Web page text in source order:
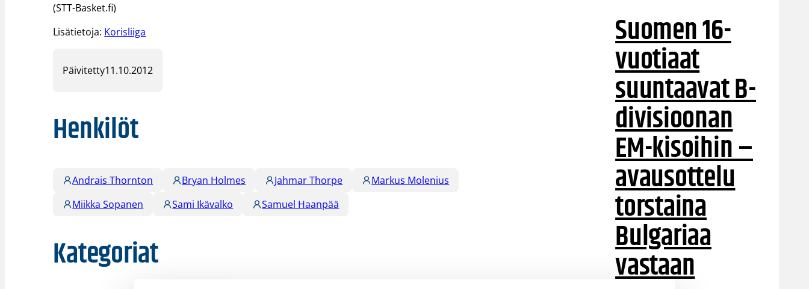
(STT-Basket.fi)
Lisätietoja: Korisliiga
Päivitetty11.10.2012
Henkilöt
Andrais Thornton Bryan Holmes Jahmar Thorpe
Markus Molenius
Miikka Sopanen
Sami Ikävalko Samuel Haanpää
Kategoriat
Suomen 16-
vuotiaat
suuntaavat B-
divisioonan
EM-kisoihin –
avausottelu
torstaina
Bulgariaa
vastaan